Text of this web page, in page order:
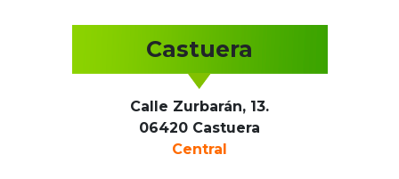
Castuera
Calle Zurbarán, 13.
06420 Castuera
Central